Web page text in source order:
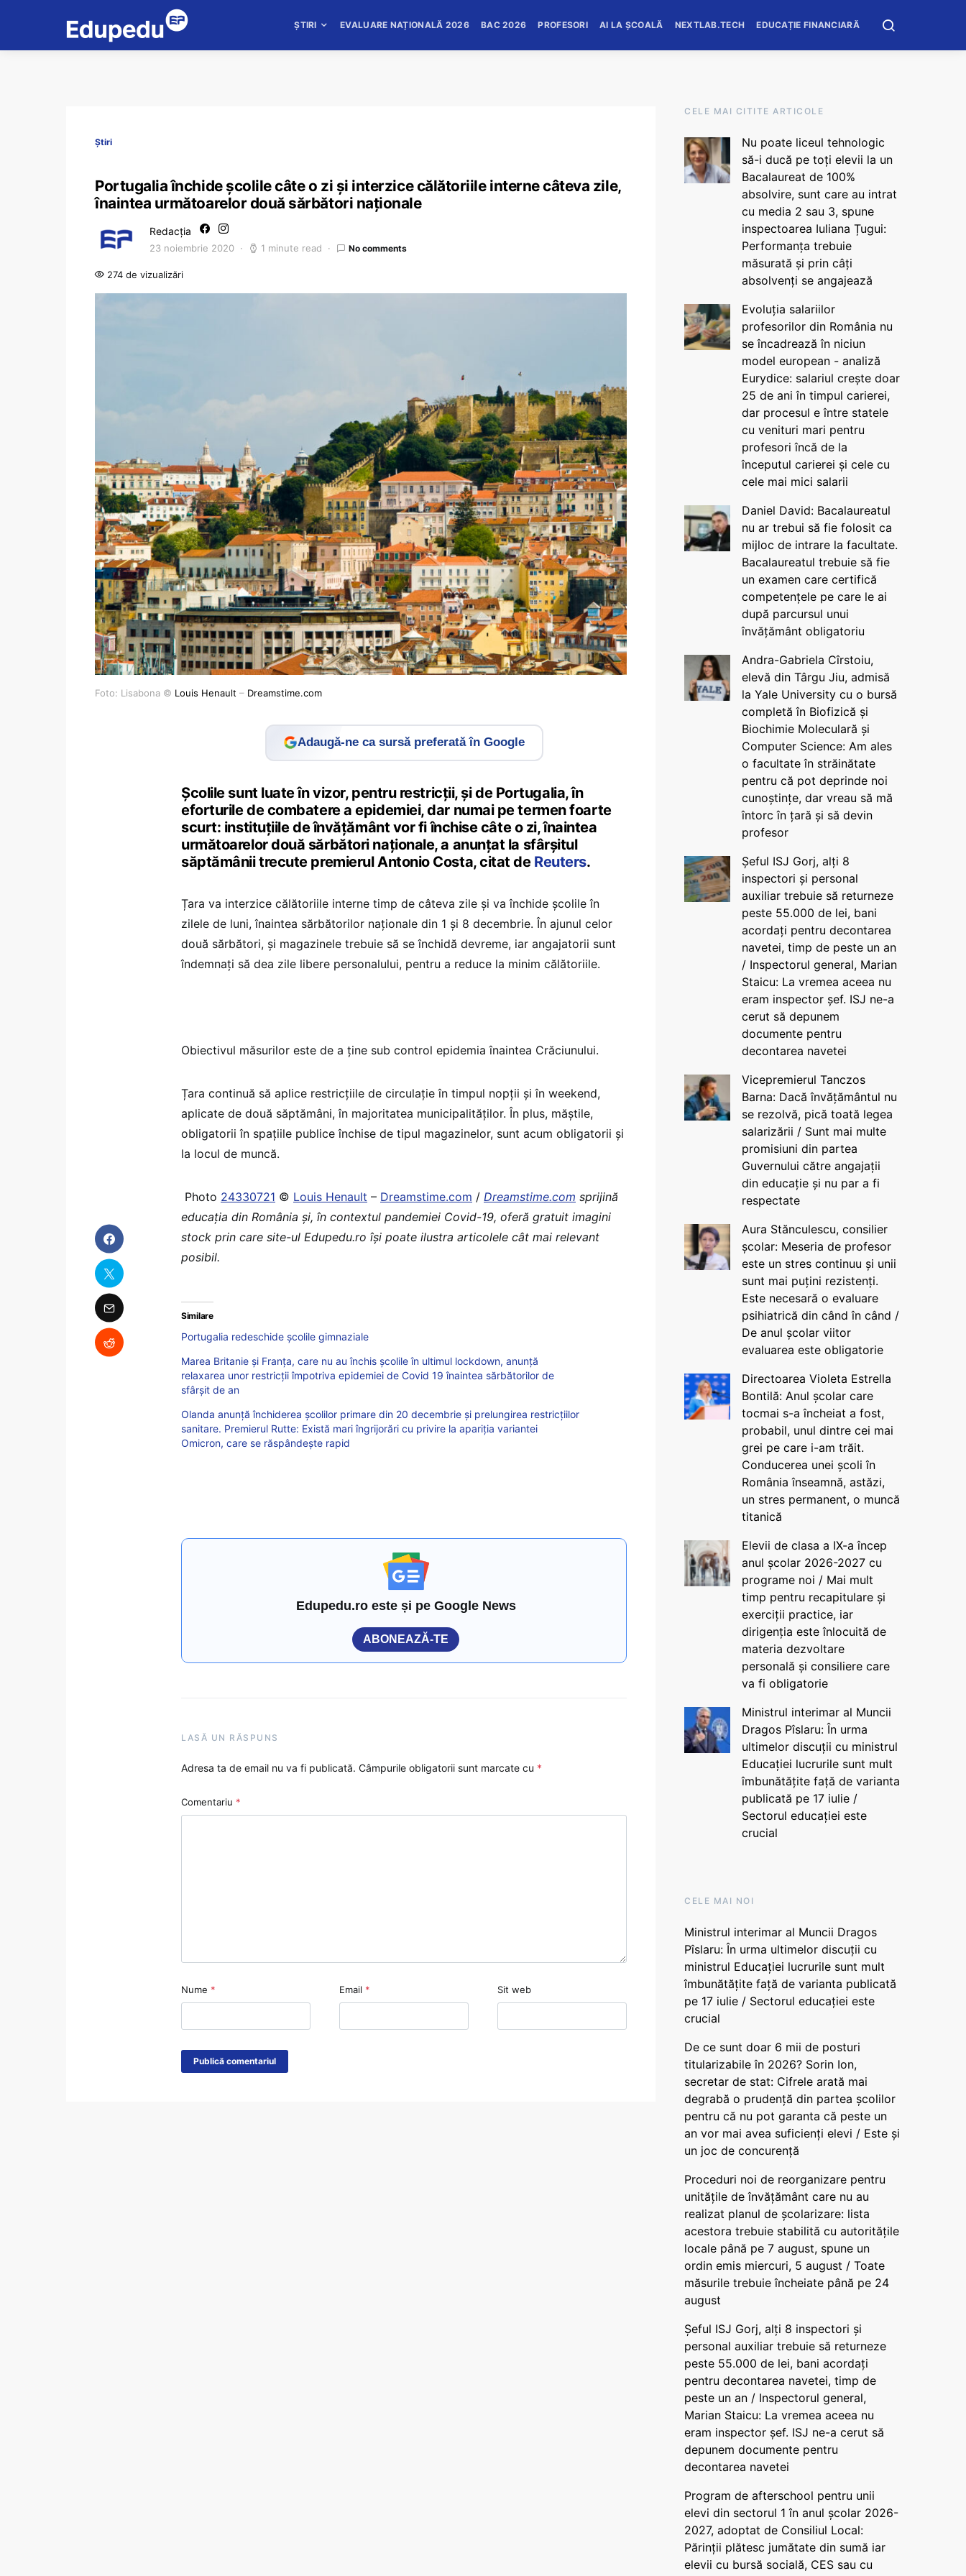
ȘTIRI EVALUARE NAȚIONALĂ 2026 BAC 2026 PROFESORI AI LA ȘCOALĂ NEXTLAB.TECH EDUCAȚIE FINANCIARĂ
Știri
Portugalia închide școlile câte o zi și interzice călătoriile interne câteva zile,
înaintea următoarelor două sărbători naționale
Redacția
23 noiembrie 2020 1 minute read No comments
274 de vizualizări
Foto: Lisabona © Louis Henault – Dreamstime.com
Adaugă-ne ca sursă preferată în Google
Școlile sunt luate în vizor, pentru restricții, și de Portugalia, în
eforturile de combatere a epidemiei, dar numai pe termen foarte
scurt: instituțiile de învățământ vor fi închise câte o zi, înaintea
următoarelor două sărbători naționale, a anunțat la sfârșitul
săptămânii trecute premierul Antonio Costa, citat de Reuters.
Țara va interzice călătoriile interne timp de câteva zile și va închide școlile în
zilele de luni, înaintea sărbătorilor naționale din 1 și 8 decembrie. În ajunul celor
două sărbători, și magazinele trebuie să se închidă devreme, iar angajatorii sunt
îndemnați să dea zile libere personalului, pentru a reduce la minim călătoriile.
Obiectivul măsurilor este de a ține sub control epidemia înaintea Crăciunului.
Țara continuă să aplice restricțiile de circulație în timpul nopții și în weekend,
aplicate de două săptămâni, în majoritatea municipalităților. În plus, măștile,
obligatorii în spațiile publice închise de tipul magazinelor, sunt acum obligatorii și
la locul de muncă.
Photo 24330721 © Louis Henault – Dreamstime.com / Dreamstime.com sprijină
educaţia din România şi, în contextul pandemiei Covid-19, oferă gratuit imagini
stock prin care site-ul Edupedu.ro îşi poate ilustra articolele cât mai relevant
posibil.
Similare
Portugalia redeschide școlile gimnaziale
Marea Britanie și Franța, care nu au închis școlile în ultimul lockdown, anunță
relaxarea unor restricții împotriva epidemiei de Covid 19 înaintea sărbătorilor de
sfârşit de an
Olanda anunță închiderea școlilor primare din 20 decembrie și prelungirea restricțiilor
sanitare. Premierul Rutte: Există mari îngrijorări cu privire la apariția variantei
Omicron, care se răspândește rapid
Edupedu.ro este și pe Google News
ABONEAZĂ-TE
LASĂ UN RĂSPUNS
Adresa ta de email nu va fi publicată. Câmpurile obligatorii sunt marcate cu *
Comentariu *
Nume * Email * Sit web
CELE MAI CITITE ARTICOLE
Nu poate liceul tehnologic
să-i ducă pe toți elevii la un
Bacalaureat de 100%
absolvire, sunt care au intrat
cu media 2 sau 3, spune
inspectoarea Iuliana Țugui:
Performanța trebuie
măsurată și prin câți
absolvenți se angajează
Evoluția salariilor
profesorilor din România nu
se încadrează în niciun
model european - analiză
Eurydice: salariul crește doar
25 de ani în timpul carierei,
dar procesul e între statele
cu venituri mari pentru
profesori încă de la
începutul carierei și cele cu
cele mai mici salarii
Daniel David: Bacalaureatul
nu ar trebui să fie folosit ca
mijloc de intrare la facultate.
Bacalaureatul trebuie să fie
un examen care certifică
competențele pe care le ai
după parcursul unui
învățământ obligatoriu
Andra-Gabriela Cîrstoiu,
elevă din Târgu Jiu, admisă
la Yale University cu o bursă
completă în Biofizică și
Biochimie Moleculară și
Computer Science: Am ales
o facultate în străinătate
pentru că pot deprinde noi
cunoștințe, dar vreau să mă
întorc în țară și să devin
profesor
Șeful ISJ Gorj, alți 8
inspectori și personal
auxiliar trebuie să returneze
peste 55.000 de lei, bani
acordați pentru decontarea
navetei, timp de peste un an
/ Inspectorul general, Marian
Staicu: La vremea aceea nu
eram inspector șef. ISJ ne-a
cerut să depunem
documente pentru
decontarea navetei
Vicepremierul Tanczos
Barna: Dacă învățământul nu
se rezolvă, pică toată legea
salarizării / Sunt mai multe
promisiuni din partea
Guvernului către angajații
din educație și nu par a fi
respectate
Aura Stănculescu, consilier
școlar: Meseria de profesor
este un stres continuu și unii
sunt mai puțini rezistenți.
Este necesară o evaluare
psihiatrică din când în când /
De anul școlar viitor
evaluarea este obligatorie
Directoarea Violeta Estrella
Bontilă: Anul școlar care
tocmai s-a încheiat a fost,
probabil, unul dintre cei mai
grei pe care i-am trăit.
Conducerea unei școli în
România înseamnă, astăzi,
un stres permanent, o muncă
titanică
Elevii de clasa a IX-a încep
anul școlar 2026-2027 cu
programe noi / Mai mult
timp pentru recapitulare și
exerciții practice, iar
dirigenția este înlocuită de
materia dezvoltare
personală și consiliere care
va fi obligatorie
Ministrul interimar al Muncii
Dragos Pîslaru: În urma
ultimelor discuții cu ministrul
Educației lucrurile sunt mult
îmbunătățite față de varianta
publicată pe 17 iulie /
Sectorul educației este
crucial
CELE MAI NOI
Ministrul interimar al Muncii Dragos
Pîslaru: În urma ultimelor discuții cu
ministrul Educației lucrurile sunt mult
îmbunătățite față de varianta publicată
pe 17 iulie / Sectorul educației este
crucial
De ce sunt doar 6 mii de posturi
titularizabile în 2026? Sorin Ion,
secretar de stat: Cifrele arată mai
degrabă o prudență din partea școlilor
pentru că nu pot garanta că peste un
an vor mai avea suficienți elevi / Este și
un joc de concurență
Proceduri noi de reorganizare pentru
unitățile de învățământ care nu au
realizat planul de școlarizare: lista
acestora trebuie stabilită cu autoritățile
locale până pe 7 august, spune un
ordin emis miercuri, 5 august / Toate
măsurile trebuie încheiate până pe 24
august
Șeful ISJ Gorj, alți 8 inspectori și
personal auxiliar trebuie să returneze
peste 55.000 de lei, bani acordați
pentru decontarea navetei, timp de
peste un an / Inspectorul general,
Marian Staicu: La vremea aceea nu
eram inspector șef. ISJ ne-a cerut să
depunem documente pentru
decontarea navetei
Program de afterschool pentru unii
elevi din sectorul 1 în anul școlar 2026-
2027, adoptat de Consiliul Local:
Părinții plătesc jumătate din sumă iar
elevii cu bursă socială, CES sau cu